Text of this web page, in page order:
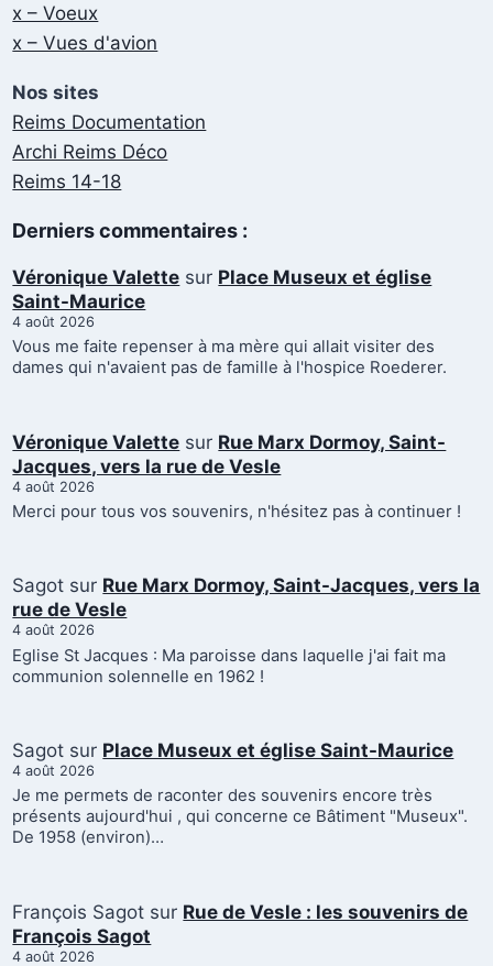
x – Voeux
x – Vues d'avion
Nos sites
Reims Documentation
Archi Reims Déco
Reims 14-18
Derniers commentaires :
Véronique Valette sur Place Museux et église
Saint-Maurice
4 août 2026
Vous me faite repenser à ma mère qui allait visiter des
dames qui n'avaient pas de famille à l'hospice Roederer.
Véronique Valette sur Rue Marx Dormoy, Saint-
Jacques, vers la rue de Vesle
4 août 2026
Merci pour tous vos souvenirs, n'hésitez pas à continuer !
Sagot sur Rue Marx Dormoy, Saint-Jacques, vers la
rue de Vesle
4 août 2026
Eglise St Jacques : Ma paroisse dans laquelle j'ai fait ma
communion solennelle en 1962 !
Sagot sur Place Museux et église Saint-Maurice
4 août 2026
Je me permets de raconter des souvenirs encore très
présents aujourd'hui , qui concerne ce Bâtiment "Museux".
De 1958 (environ)…
François Sagot sur Rue de Vesle : les souvenirs de
François Sagot
4 août 2026